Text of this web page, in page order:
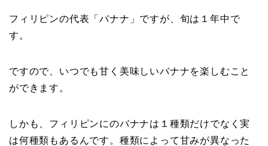
フィリピンの代表「バナナ」ですが、旬は１年中で
す。
ですので、いつでも甘く美味しいバナナを楽しむこと
ができます。
しかも、フィリピンにのバナナは１種類だけでなく実
は何種類もあるんです。種類によって甘みが異なった